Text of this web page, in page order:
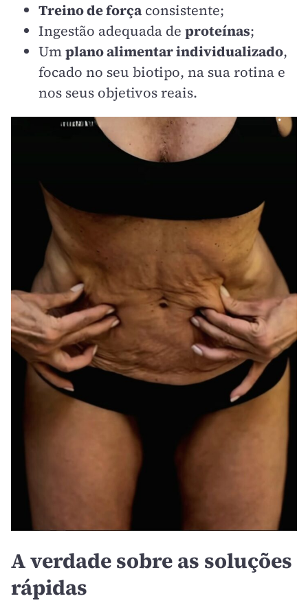
Treino de forçaconsistente;
Ingestão adequada de proteínas;
Umplano alimentar individualizado,
focado no seu biotipo, na sua rotina e
nos seus objetivos reais.
A verdade sobre as soluções
rápidas